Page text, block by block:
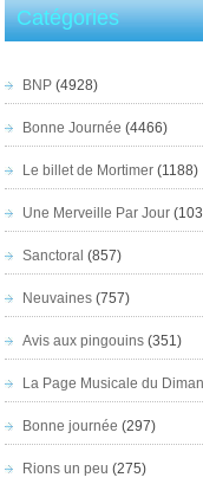
Catégories
BNP(4928)
Bonne Journée (4466)
Le billet de Mortimer(1188)
Une Merveille Par Jour
Sanctoral (857)
Neuvaines(757)
Avis aux pingouins(351)
La Page Musicale du
Bonne journée (297)
Rions un peu (275)